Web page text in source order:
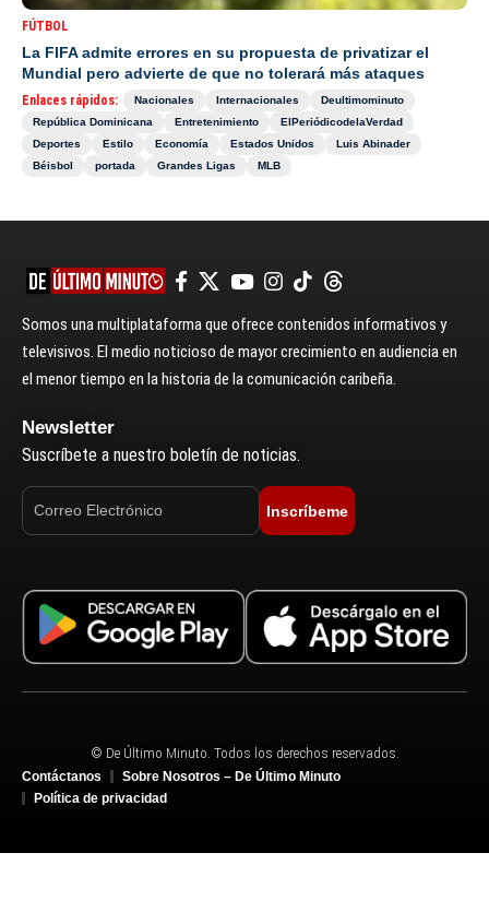
FÚTBOL
La FIFA admite errores en su propuesta de privatizar el
Mundial pero advierte de que no tolerará más ataques
Enlaces rápidos: Nacionales Internacionales
Deultimominuto
República Dominicana
Entretenimiento
ElPeriódicodelaVerdad
Deportes
Estilo Economía Estados Unidos
Luis Abinader
Béisbol
portada Grandes Ligas MLB
Somos una multiplataforma que ofrece contenidos informativos y
televisivos. El medio noticioso de mayor crecimiento en audiencia en
el menor tiempo en la historia de la comunicación caribeña.
Newsletter
Suscríbete a nuestro boletín de noticias.
Inscríbeme
© De Último Minuto. Todos los derechos reservados.
Contáctanos
Sobre Nosotros – De Último Minuto
Política de privacidad